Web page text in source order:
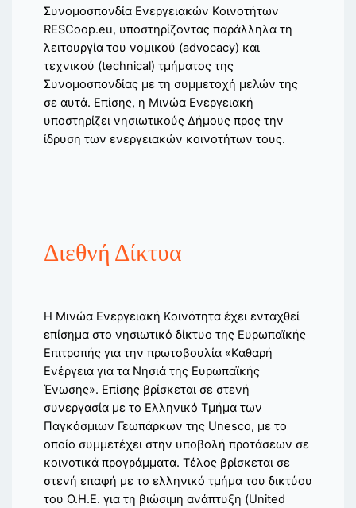
Συνομοσπονδία Ενεργειακών Κοινοτήτων
RESCoop.eu, υποστηρίζοντας παράλληλα τη
λειτουργία του νομικού (advocacy) και
τεχνικού (technical) τμήματος της
Συνομοσπονδίας με τη συμμετοχή μελών της
σε αυτά. Επίσης, η Μινώα Ενεργειακή
υποστηρίζει νησιωτικούς Δήμους προς την
ίδρυση των ενεργειακών κοινοτήτων τους.
Διεθνή Δίκτυα
Η Μινώα Ενεργειακή Κοινότητα έχει ενταχθεί
επίσημα στο νησιωτικό δίκτυο της Ευρωπαϊκής
Επιτροπής για την πρωτοβουλία «Καθαρή
Ενέργεια για τα Νησιά της Ευρωπαϊκής
Ένωσης». Επίσης βρίσκεται σε στενή
συνεργασία με το Ελληνικό Τμήμα των
Παγκόσμιων Γεωπάρκων της Unesco, με το
οποίο συμμετέχει στην υποβολή προτάσεων σε
κοινοτικά προγράμματα. Τέλος βρίσκεται σε
στενή επαφή με το ελληνικό τμήμα του δικτύου
του Ο.Η.Ε. για τη βιώσιμη ανάπτυξη (United